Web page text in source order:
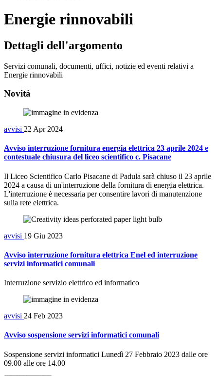
Energie rinnovabili
Dettagli dell'argomento
Servizi comunali, documenti, uffici, notizie ed eventi relativi a
Energie rinnovabili
Novità
avvisi 22 Apr 2024
Avviso interruzione fornitura energia elettrica 23 aprile 2024 e
contestuale chiusura del liceo scientifico c. Pisacane
Il Liceo Scientifico Carlo Pisacane di Padula sarà chiuso il 23 aprile
2024 a causa di un'interruzione della fornitura di energia elettrica.
L'interruzione è necessaria per consentire lavori di manutenzione
sulla rete elettrica.
avvisi 19 Giu 2023
Avviso interruzione fornitura elettrica Enel ed interruzione
servizi informatici comunali
Interruzione servizio elettrico ed informatico
avvisi 24 Feb 2023
Avviso sospensione servizi informatici comunali
Sospensione servizi informatici Lunedì 27 Febbraio 2023 dalle ore
09.00 alle ore 14.00